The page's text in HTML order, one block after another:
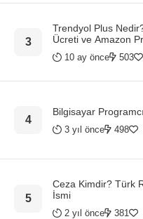
Trendyol Plus
Ücreti ve Amazon
10 ay önce 503
Bilgisayar
3 yıl önce 498
Ceza Kimdir? Türk
İsmi
2 yıl önce 381